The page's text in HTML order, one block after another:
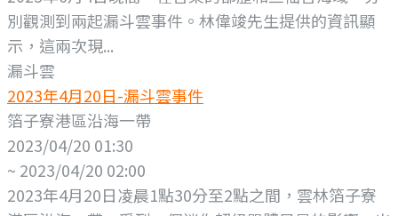
別觀測到兩起漏斗雲事件。林偉竣先生提供的資訊顯
示，這兩次現...
漏斗雲
2023年4月20日-漏斗雲事件
箔子寮港區沿海一帶
2023/04/20 01:30
~ 2023/04/20 02:00
2023年4月20日凌晨1點30分至2點之間，雲林箔子寮